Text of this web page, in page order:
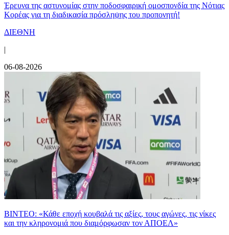
Έρευνα της αστυνομίας στην ποδοσφαιρική ομοσπονδία της Νότιας
Κορέας για τη διαδικασία πρόσληψης του προπονητή!
ΔΙΕΘΝΗ
|
06-08-2026
ΒΙΝΤΕΟ: «Κάθε εποχή κουβαλά τις αξίες, τους αγώνες, τις νίκες
και την κληρονομιά που διαμόρφωσαν τον ΑΠΟΕΛ»